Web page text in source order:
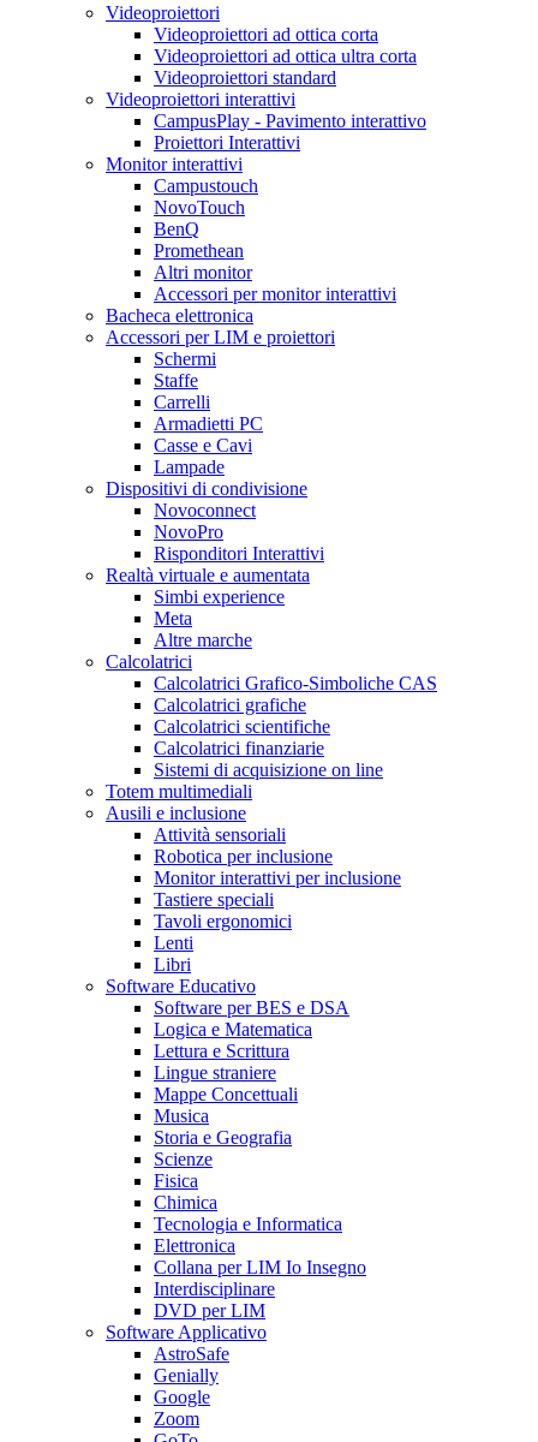
Videoproiettori
Videoproiettori ad ottica corta
Videoproiettori ad ottica ultra corta
Videoproiettori standard
Videoproiettori interattivi
CampusPlay - Pavimento interattivo
Proiettori Interattivi
Monitor interattivi
Campustouch
NovoTouch
BenQ
Promethean
Altri monitor
Accessori per monitor interattivi
Bacheca elettronica
Accessori per LIM e proiettori
Schermi
Staffe
Carrelli
Armadietti PC
Casse e Cavi
Lampade
Dispositivi di condivisione
Novoconnect
NovoPro
Risponditori Interattivi
Realtà virtuale e aumentata
Simbi experience
Meta
Altre marche
Calcolatrici
Calcolatrici Grafico-Simboliche CAS
Calcolatrici grafiche
Calcolatrici scientifiche
Calcolatrici finanziarie
Sistemi di acquisizione on line
Totem multimediali
Ausili e inclusione
Attività sensoriali
Robotica per inclusione
Monitor interattivi per inclusione
Tastiere speciali
Tavoli ergonomici
Lenti
Libri
Software Educativo
Software per BES e DSA
Logica e Matematica
Lettura e Scrittura
Lingue straniere
Mappe Concettuali
Musica
Storia e Geografia
Scienze
Fisica
Chimica
Tecnologia e Informatica
Elettronica
Collana per LIM Io Insegno
Interdisciplinare
DVD per LIM
Software Applicativo
AstroSafe
Genially
Google
Zoom